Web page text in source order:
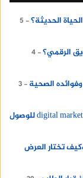
الحديثة؟
5
الرقمي؟ 4
الصحية
3
لماذا تعتمد المؤسسات الإخبارية على digital marketing in oman للوصول
تختار العرض